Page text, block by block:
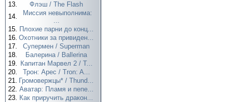
13.
Флэш / The Flash
14.
Миссия невыполнима:
...
15. Плохие парни до конц...
16. Охотники за привиден...
17.
Супермен / Superman
18.
Балерина / Ballerina
19. Капитан Марвел 2 / T...
20.
Трон: Арес / Tron: A...
21. Громовержцы* / Thund...
22. Аватар: Пламя и пепе...
23. Как приручить дракон...